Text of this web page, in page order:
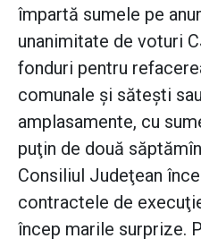
împartă sumele pe
unanimitate de voturi
fonduri pentru
comunale şi săteşti
amplasamente, cu
puţin de două
Consiliul Judeţean
contractele de
încep marile surprize.